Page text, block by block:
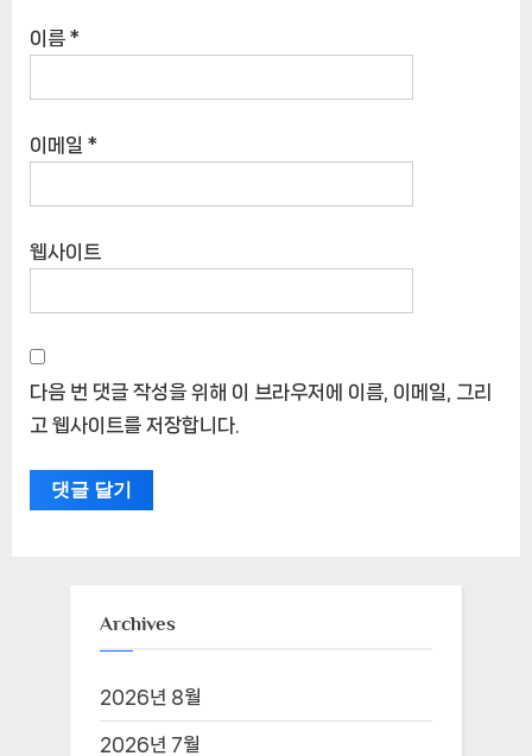
이름 *
이메일 *
웹사이트
다음 번 댓글 작성을 위해 이 브라우저에 이름, 이메일, 그리
고 웹사이트를 저장합니다.
Archives
2026년 8월
2026년 7월